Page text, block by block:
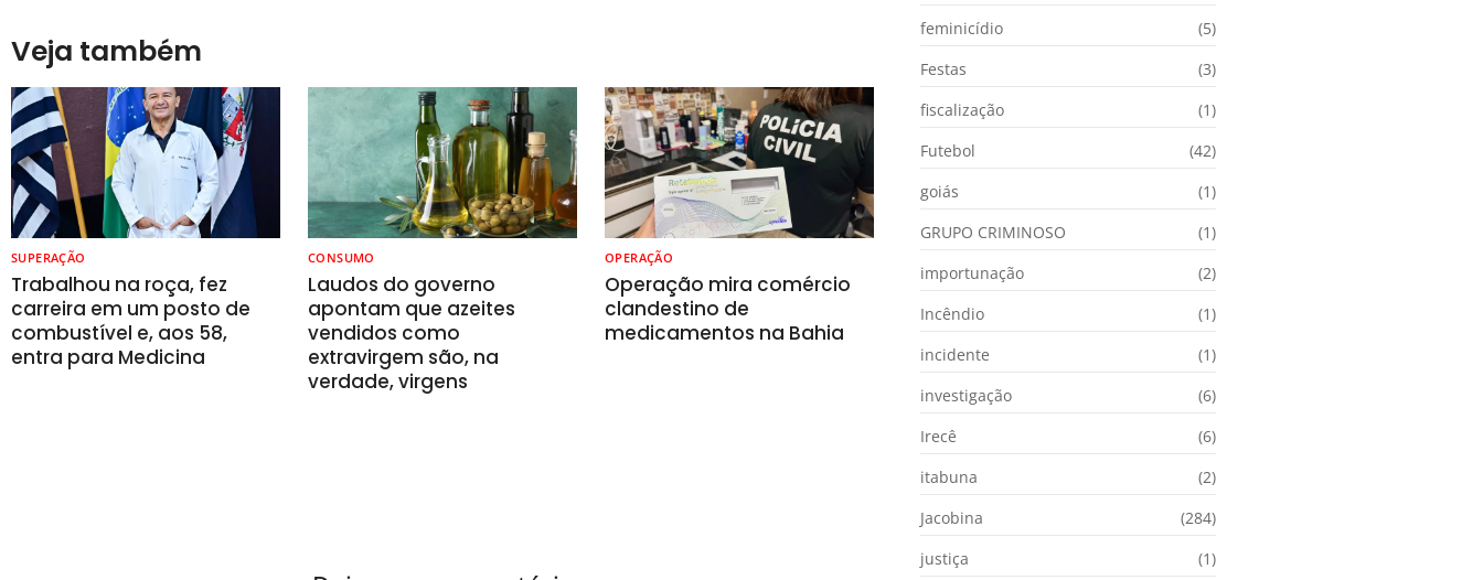
Veja também
SUPERAÇÃO
Trabalhou na roça, fez
carreira em um posto de
combustível e, aos 58,
entra para Medicina
CONSUMO
Laudos do governo
apontam que azeites
vendidos como
extravirgem são, na
verdade, virgens
OPERAÇÃO
Operação mira comércio
clandestino de
medicamentos na Bahia
feminicídio
(5)
Festas
(3)
fiscalização
(1)
Futebol
(42)
goiás
(1)
GRUPO CRIMINOSO
(1)
importunação
(2)
Incêndio
(1)
incidente
(1)
investigação
(6)
Irecê
(6)
itabuna
(2)
Jacobina
(284)
justiça
(1)